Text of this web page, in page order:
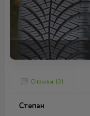
Отзывы (3)
Степан